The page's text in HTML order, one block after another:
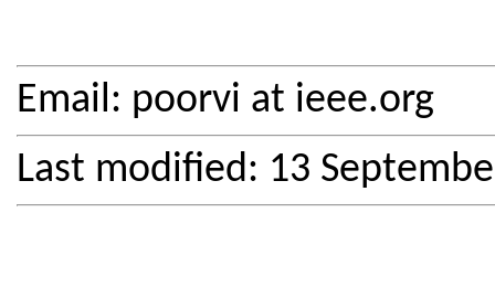
Email: poorvi at ieee.org
Last modified: 13